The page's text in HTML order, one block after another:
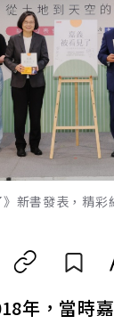
新書發表，精彩
年，當時